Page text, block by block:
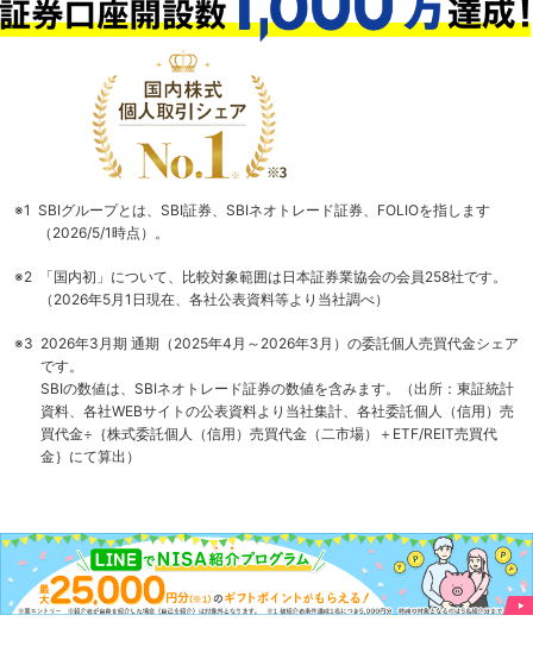
※1 SBIグループとは、SBI証券、SBIネオトレード証券、FOLIOを指します
（2026/5/1時点）。
※2
「国内初」について、比較対象範囲は日本証券業協会の会員258社です。
（2026年5月1日現在、各社公表資料等より当社調べ）
※3 2026年3月期 通期（2025年4月～2026年3月）の委託個人売買代金シェア
です。
SBIの数値は、SBIネオトレード証券の数値を含みます。（出所：東証統計
資料、各社WEBサイトの公表資料より当社集計、各社委託個人（信用）売
買代金÷｛株式委託個人（信用）売買代金（二市場）＋ETF/REIT売買代
金｝にて算出）